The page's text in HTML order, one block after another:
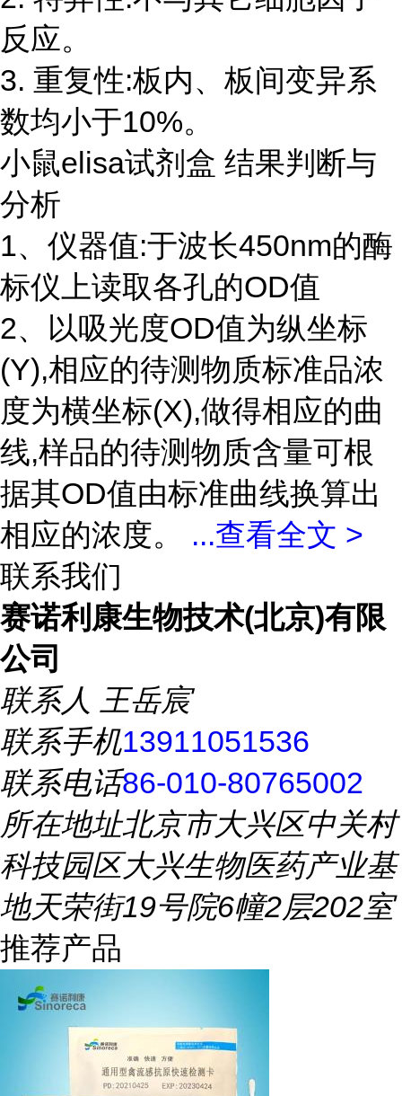
反应。
3. 重复性:板内、板间变异系
数均小于10%。
小鼠elisa试剂盒 结果判断与
分析
1、仪器值:于波长450nm的酶
标仪上读取各孔的OD值
2、以吸光度OD值为纵坐标
(Y),相应的待测物质标准品浓
度为横坐标(X),做得相应的曲
线,样品的待测物质含量可根
据其OD值由标准曲线换算出
相应的浓度。 ...查看全文 >
联系我们
赛诺利康生物技术(北京)有限
公司
联系人 王岳宸
联系手机13911051536
联系电话86-010-80765002
所在地址北京市大兴区中关村
科技园区大兴生物医药产业基
地天荣街19号院6幢2层202室
推荐产品